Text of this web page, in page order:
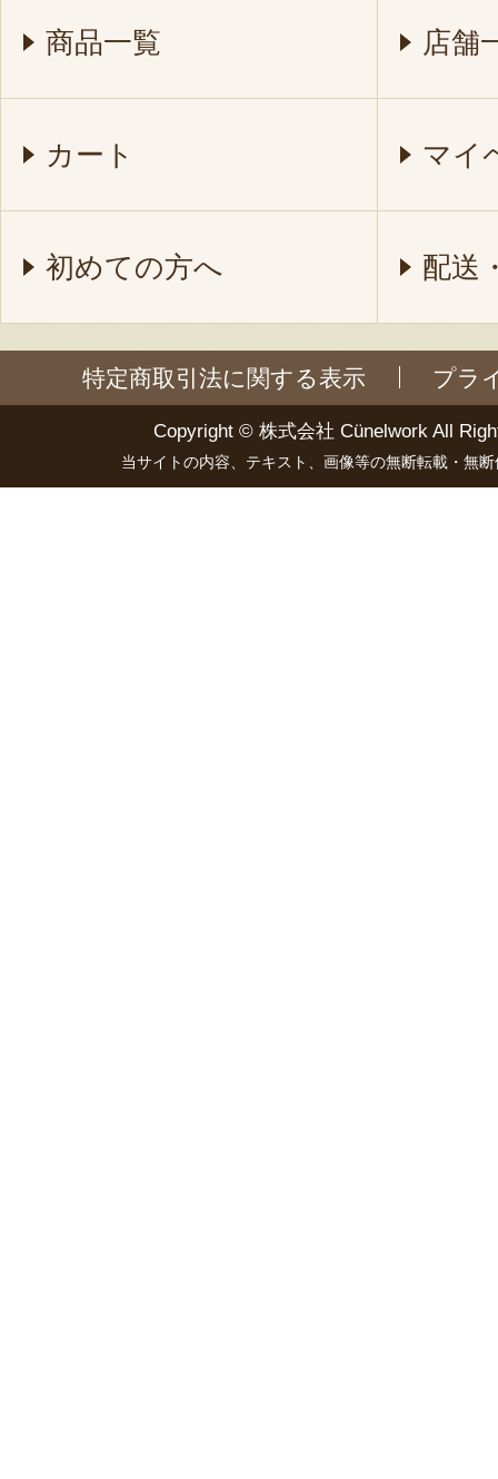
商品一覧 店舗
カート マイ
初めての方へ 配送
特定商取引法に関する表示 プラ
Copyright © 株式会社 Cünelwork All
当サイトの内容、テキスト、画像等の無断転載・無